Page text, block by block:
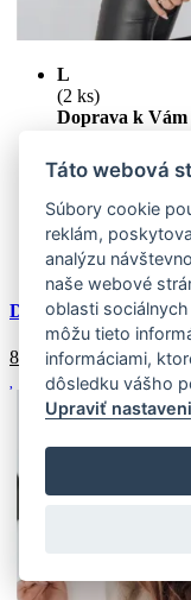
L
(2 ks)
Doprava k Vám
XL
(6 ks)
Doprava k Vám
Externý sklad
Doprava
Dámsky krátky
89.24€
Táto webová
Súbory cookie
reklám,
analýzu
naše webové
oblasti
môžu tieto
informáciami,
dôsledku vášho
Upraviť